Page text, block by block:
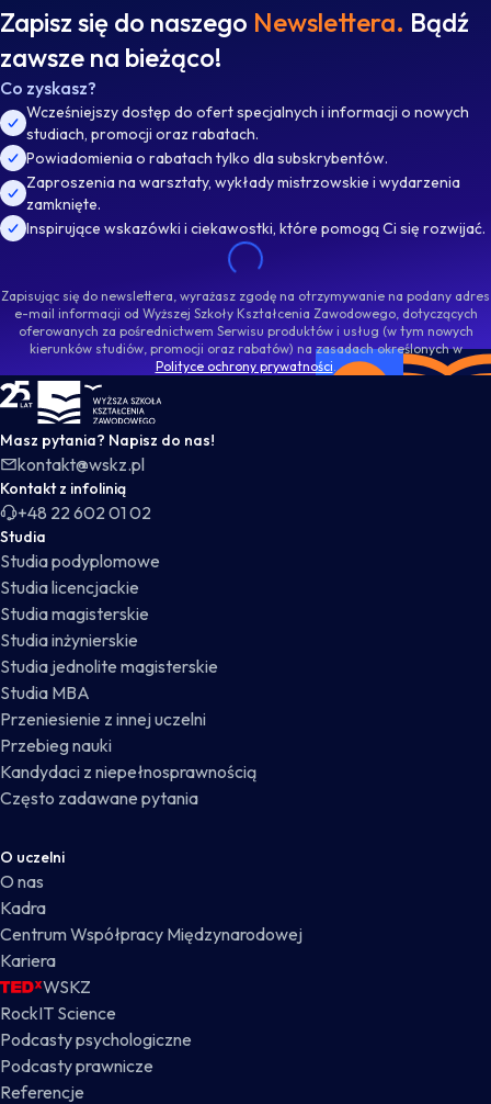
Zapisz się do naszego Newslettera. Bądź
zawsze na bieżąco!
Co zyskasz?
Wcześniejszy dostęp do ofert specjalnych i informacji o nowych
studiach, promocji oraz rabatach.
Powiadomienia o rabatach tylko dla subskrybentów.
Zaproszenia na warsztaty, wykłady mistrzowskie i wydarzenia
zamknięte.
Inspirujące wskazówki i ciekawostki, które pomogą Ci się rozwijać.
Zapisując się do newslettera, wyrażasz zgodę na otrzymywanie na podany adres
e-mail informacji od Wyższej Szkoły Kształcenia Zawodowego, dotyczących
oferowanych za pośrednictwem Serwisu produktów i usług (w tym nowych
kierunków studiów, promocji oraz rabatów) na zasadach określonych w
Polityce ochrony prywatności.
WSKZ - strona główna
Masz pytania? Napisz do nas!
kontakt@wskz.pl
Kontakt z infolinią
+48 22 602 01 02
Studia
Studia podyplomowe
Studia licencjackie
Studia magisterskie
Studia inżynierskie
Studia jednolite magisterskie
Studia MBA
Przeniesienie z innej uczelni
Przebieg nauki
Kandydaci z niepełnosprawnością
Często zadawane pytania
O uczelni
O nas
Kadra
Centrum Współpracy Międzynarodowej
Kariera
WSKZ
RockIT Science
Podcasty psychologiczne
Podcasty prawnicze
Referencje